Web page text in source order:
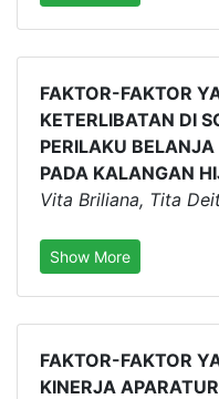
FAKTOR-FAKTOR
KETERLIBATAN DI
PERILAKU
PADA KALANGAN
Vita Briliana, Tita
Show More
FAKTOR-FAKTOR
KINERJA